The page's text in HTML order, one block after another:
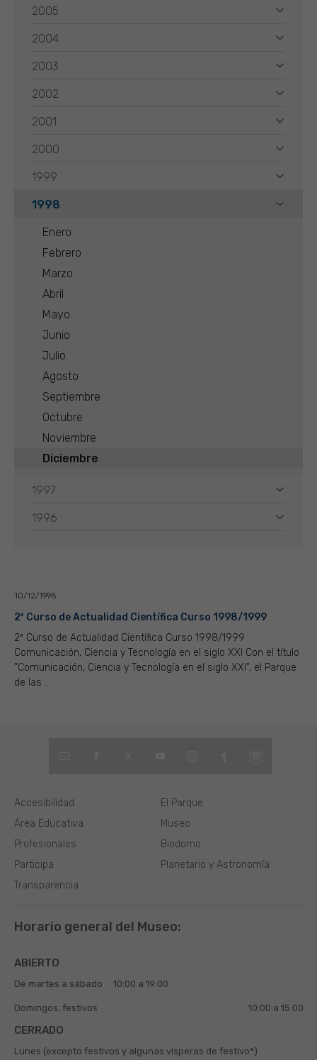
2005
2004
2003
2002
2001
2000
1999
1998
Enero
Febrero
Marzo
Abril
Mayo
Junio
Julio
Agosto
Septiembre
Octubre
Noviembre
Diciembre
1997
1996
10/12/1998
2º Curso de Actualidad Científica Curso 1998/1999
2º Curso de Actualidad Científica Curso 1998/1999
Comunicación, Ciencia y Tecnología en el siglo XXI Con el título
"Comunicación, Ciencia y Tecnología en el siglo XXI", el Parque
de las ...
El Parque
Museo
Biodomo
Planetario y Astronomía
Área Educativa
Profesionales
Participa
Transparencia
Accesibilidad
Horario general del Museo:
ABIERTO
De martes a sábado 10:00 a 19:00
Domingos, festivos 10:00 a 15:00
CERRADO
Lunes (excepto festivos y algunas vísperas de festivo*)